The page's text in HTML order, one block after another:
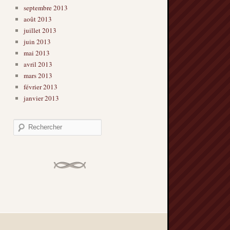
septembre 2013
août 2013
juillet 2013
juin 2013
mai 2013
avril 2013
mars 2013
février 2013
janvier 2013